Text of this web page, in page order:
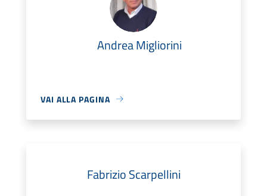
Andrea Migliorini
VAI ALLA PAGINA
Fabrizio Scarpellini